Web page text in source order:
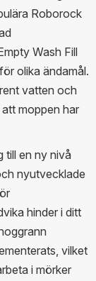
Roborock
Wash Fill
olika ändamål.
vatten och
moppen har
till en ny nivå
nyutvecklade
hinder i ditt
vilket
i mörker